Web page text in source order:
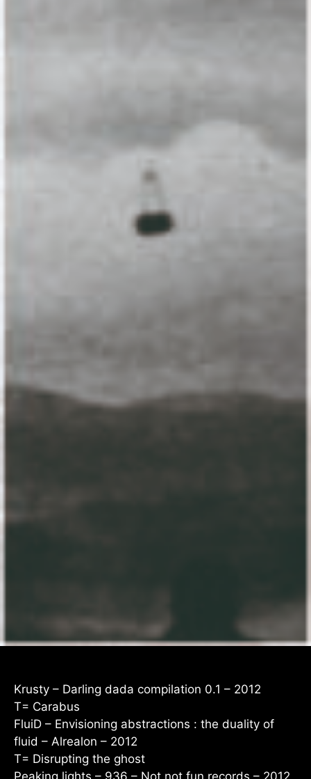
Krusty – Darling dada compilation 0.1 – 2012
T= Carabus
FluiD – Envisioning abstractions : the duality of
fluid – Alrealon – 2012
T= Disrupting the ghost
Peaking lights – 936 – Not not fun records – 2012